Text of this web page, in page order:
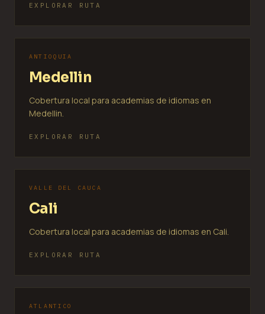
EXPLORAR RUTA
ANTIOQUIA
Medellin
Cobertura local para academias de idiomas en
Medellin.
EXPLORAR RUTA
VALLE DEL CAUCA
Cali
Cobertura local para academias de idiomas en Cali.
EXPLORAR RUTA
ATLANTICO